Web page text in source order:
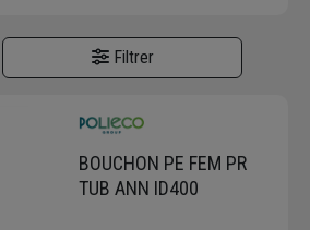
et leur durabilité.
aux
d'infiltration, tous
en œuvre facile et une
produits, comme
offrent une
Filtrer
BOUCHON PE FEM PR
TUB ANN ID400